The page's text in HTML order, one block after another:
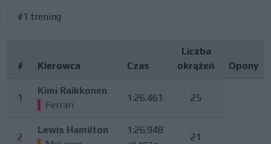
#1 trening
# Kierowca Czas
Liczba
okrążeń
Opony
1
Kimi Raikkonen
Ferrari
1:26.461 25
2
Lewis Hamilton
1:26.948
21